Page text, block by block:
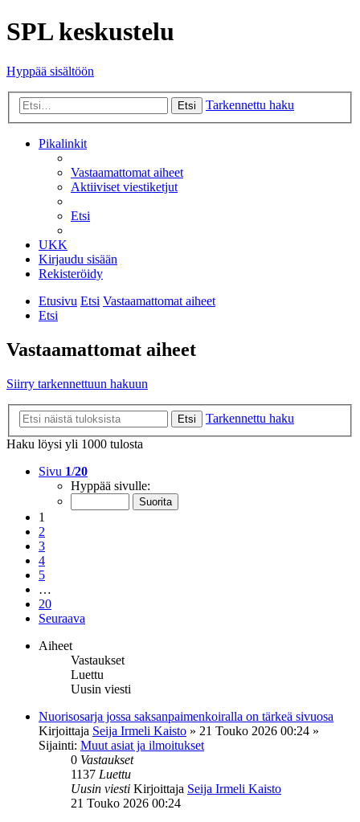
SPL keskustelu
Hyppää sisältöön
Etsi Tarkennettu haku
Pikalinkit
Vastaamattomat aiheet
Aktiiviset viestiketjut
Etsi
UKK
Kirjaudu sisään
Rekisteröidy
Etusivu Etsi Vastaamattomat aiheet
Etsi
Vastaamattomat aiheet
Siirry tarkennettuun hakuun
Etsi
Tarkennettu haku
Haku löysi yli 1000 tulosta
Sivu 1/20
Hyppää sivulle:
1
2
3
4
5
…
20
Seuraava
Aiheet
Vastaukset
Luettu
Uusin viesti
Nuorisosarja jossa saksanpaimenkoiralla on tärkeä sivuosa
Kirjoittaja Seija Irmeli Kaisto » 21 Touko 2026 00:24 »
Sijainti: Muut asiat ja ilmoitukset
0 Vastaukset
1137 Luettu
Uusin viesti Kirjoittaja Seija Irmeli Kaisto
21 Touko 2026 00:24